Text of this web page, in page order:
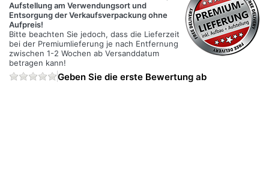
Aufstellung am Verwendungsort und
Entsorgung der Verkaufsverpackung ohne
Aufpreis!
Bitte beachten Sie jedoch, dass die Lieferzeit
bei der Premiumlieferung je nach Entfernung
zwischen 1-2 Wochen ab Versanddatum
betragen kann!
Geben Sie die erste Bewertung ab